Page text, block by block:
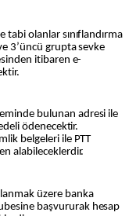
tabi olanlar sınıflandırma
3’üncü grupta sevke
itibaren e-
bulunan adresi ile
ödenecektir.
belgeleri ile PTT
alabileceklerdir.
üzere banka
başvururak hesap